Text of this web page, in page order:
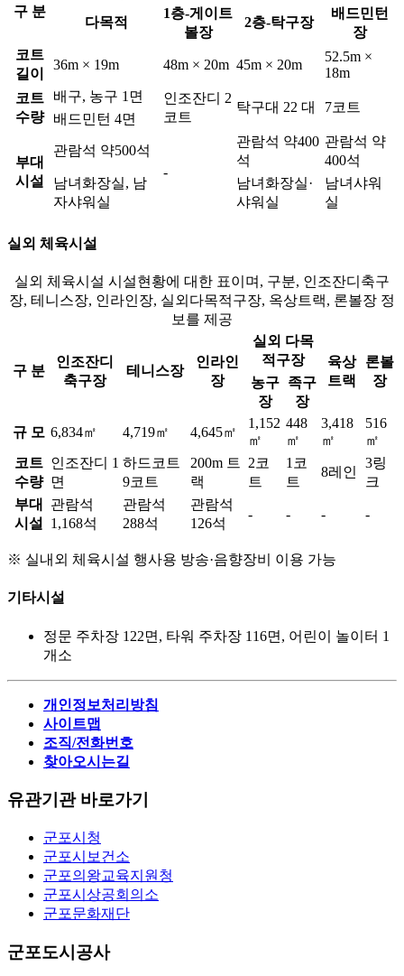
구 분
다목적
1층-게이트
볼장
2층-탁구장
배드민턴
장
코트
길이
36m × 19m 48m × 20m 45m × 20m
52.5m ×
18m
코트
수량
배구, 농구 1면
인조잔디 2
코트
탁구대 22 대 7코트
배드민턴 4면
부대
시설
관람석 약500석
-
관람석 약400
석
관람석 약
400석
남녀화장실, 남
자샤워실
남녀화장실·
샤워실
남녀샤워
실
실외 체육시설
실외 체육시설 시설현황에 대한 표이며, 구분, 인조잔디축구
장, 테니스장, 인라인장, 실외다목적구장, 옥상트랙, 론볼장 정
보를 제공
구 분
인조잔디
축구장
테니스장
인라인
장
실외 다목
적구장
육상
트랙
론볼
장
농구
장
족구
장
규 모 6,834㎡ 4,719㎡ 4,645㎡
1,152
㎡
448
㎡
3,418
㎡
516
㎡
코트
수량
인조잔디 1
면
하드코트
9코트
200m 트
랙
2코
트
1코
트
8레인
3링
크
부대
시설
관람석
1,168석
관람석
288석
관람석
126석
- - - -
※ 실내외 체육시설 행사용 방송·음향장비 이용 가능
기타시설
정문 주차장 122면, 타워 주차장 116면, 어린이 놀이터 1
개소
개인정보처리방침
사이트맵
조직/전화번호
찾아오시는길
유관기관 바로가기
군포시청
군포시보건소
군포의왕교육지원청
군포시상공회의소
군포문화재단
군포도시공사